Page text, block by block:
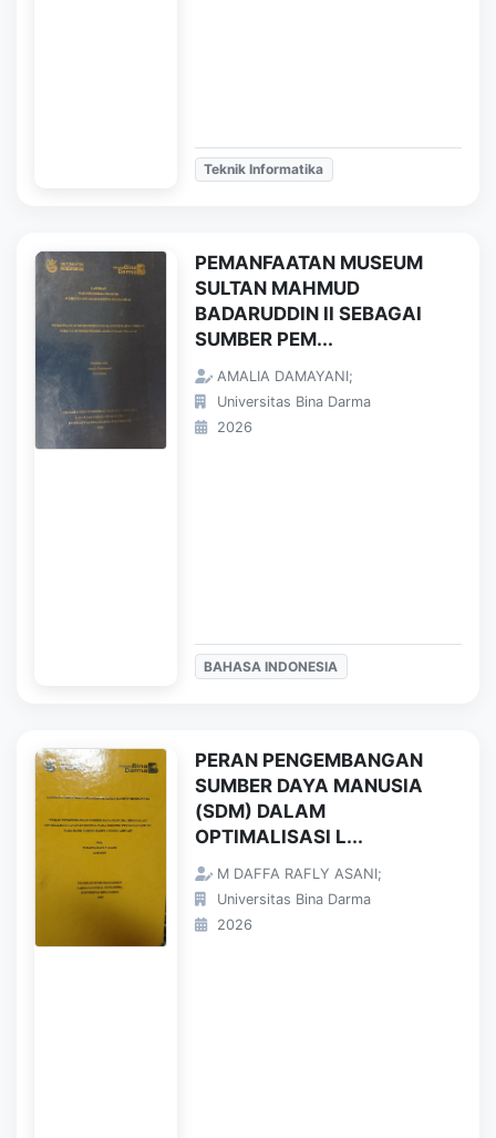
Teknik Informatika
PEMANFAATAN MUSEUM
SULTAN MAHMUD
BADARUDDIN II SEBAGAI
SUMBER PEM...
AMALIA DAMAYANI;
Universitas Bina Darma
2026
BAHASA INDONESIA
PERAN PENGEMBANGAN
SUMBER DAYA MANUSIA
(SDM) DALAM
OPTIMALISASI L...
M DAFFA RAFLY ASANI;
Universitas Bina Darma
2026